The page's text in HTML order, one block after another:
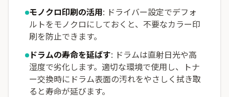
モノクロ印刷の活用: ドライバー設定でデフォ
ルトをモノクロにしておくと、不要なカラー印
刷を防止できます。
ドラムの寿命を延ばす: ドラムは直射日光や高
湿度で劣化します。適切な環境で使用し、トナ
ー交換時にドラム表面の汚れをやさしく拭き取
ると寿命が延びます。